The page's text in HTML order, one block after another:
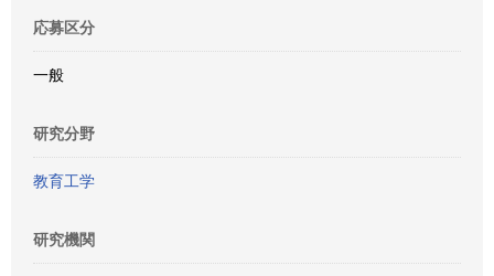
応募区分
一般
研究分野
教育工学
研究機関